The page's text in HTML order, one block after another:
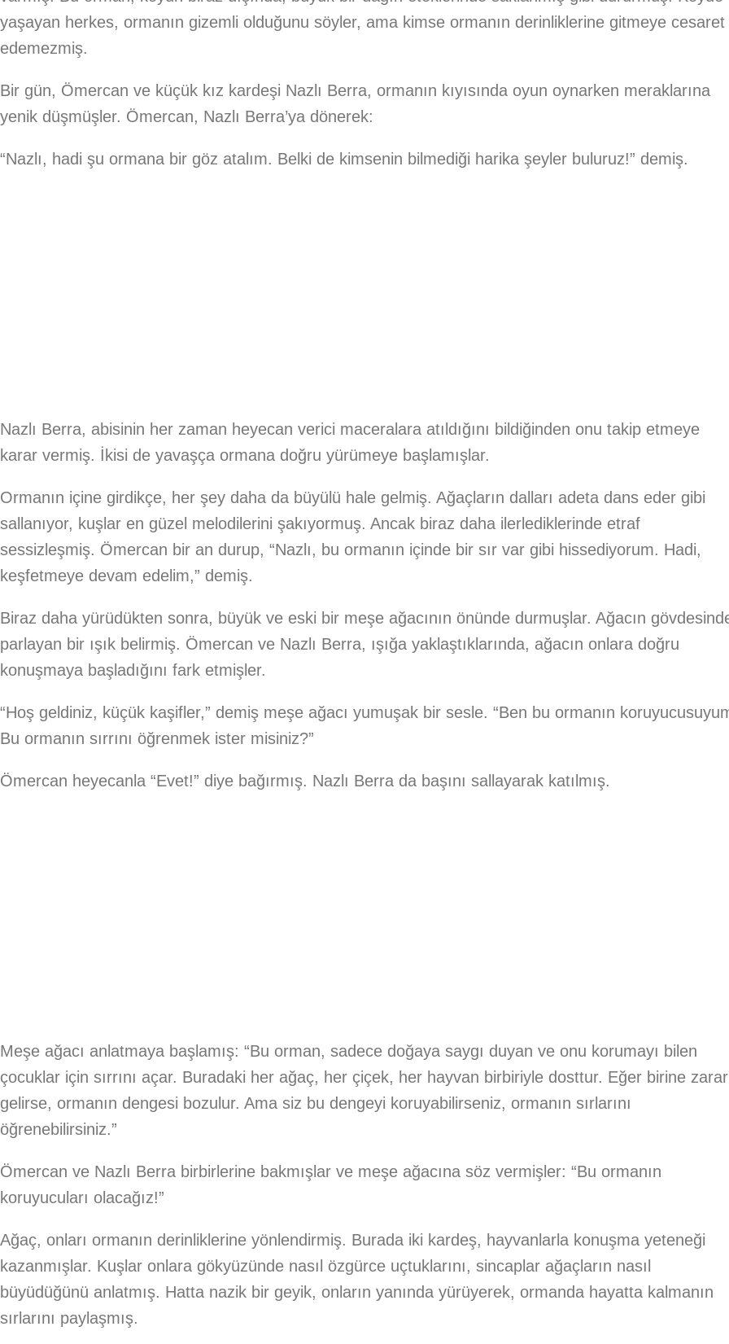
yaşayan herkes, ormanın gizemli olduğunu söyler, ama kimse ormanın derinliklerine gitmeye cesaret
edemezmiş.
Bir gün, Ömercan ve küçük kız kardeşi Nazlı Berra, ormanın kıyısında oyun oynarken meraklarına
yenik düşmüşler. Ömercan, Nazlı Berra’ya dönerek:
“Nazlı, hadi şu ormana bir göz atalım. Belki de kimsenin bilmediği harika şeyler buluruz!” demiş.
Nazlı Berra, abisinin her zaman heyecan verici maceralara atıldığını bildiğinden onu takip etmeye
karar vermiş. İkisi de yavaşça ormana doğru yürümeye başlamışlar.
Ormanın içine girdikçe, her şey daha da büyülü hale gelmiş. Ağaçların dalları adeta dans eder gibi
sallanıyor, kuşlar en güzel melodilerini şakıyormuş. Ancak biraz daha ilerlediklerinde etraf
sessizleşmiş. Ömercan bir an durup, “Nazlı, bu ormanın içinde bir sır var gibi hissediyorum. Hadi,
keşfetmeye devam edelim,” demiş.
Biraz daha yürüdükten sonra, büyük ve eski bir meşe ağacının önünde durmuşlar. Ağacın
parlayan bir ışık belirmiş. Ömercan ve Nazlı Berra, ışığa yaklaştıklarında, ağacın onlara doğru
konuşmaya başladığını fark etmişler.
“Hoş geldiniz, küçük kaşifler,” demiş meşe ağacı yumuşak bir sesle. “Ben bu ormanın
Bu ormanın sırrını öğrenmek ister misiniz?”
Ömercan heyecanla “Evet!” diye bağırmış. Nazlı Berra da başını sallayarak katılmış.
Meşe ağacı anlatmaya başlamış: “Bu orman, sadece doğaya saygı duyan ve onu korumayı bilen
çocuklar için sırrını açar. Buradaki her ağaç, her çiçek, her hayvan birbiriyle dosttur. Eğer birine zarar
gelirse, ormanın dengesi bozulur. Ama siz bu dengeyi koruyabilirseniz, ormanın sırlarını
öğrenebilirsiniz.”
Ömercan ve Nazlı Berra birbirlerine bakmışlar ve meşe ağacına söz vermişler: “Bu ormanın
koruyucuları olacağız!”
Ağaç, onları ormanın derinliklerine yönlendirmiş. Burada iki kardeş, hayvanlarla konuşma yeteneği
kazanmışlar. Kuşlar onlara gökyüzünde nasıl özgürce uçtuklarını, sincaplar ağaçların nasıl
büyüdüğünü anlatmış. Hatta nazik bir geyik, onların yanında yürüyerek, ormanda hayatta kalmanın
sırlarını paylaşmış.